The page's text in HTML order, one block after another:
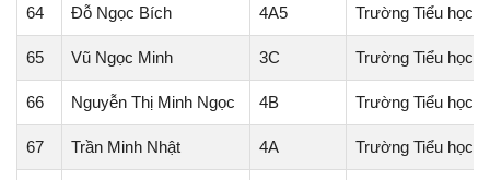
64 Đỗ Ngọc Bích 4A5 Trường Tiểu học
65 Vũ Ngọc Minh 3C Trường Tiểu học
66 Nguyễn Thị Minh Ngọc 4B Trường Tiểu học
67 Trần Minh Nhật 4A Trường Tiểu học